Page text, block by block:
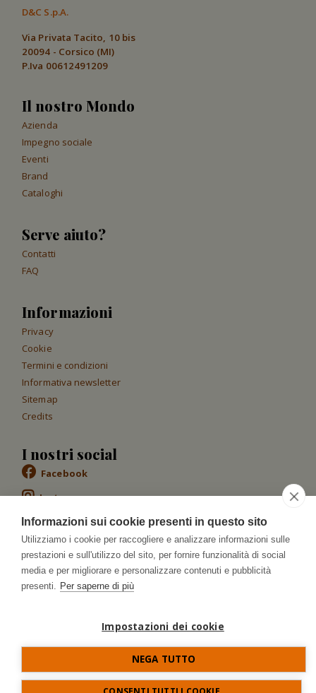
Informazioni sui cookie presenti in questo sito
Utilizziamo i cookie per raccogliere e analizzare informazioni sulle
prestazioni e sull'utilizzo del sito, per fornire funzionalità di social
media e per migliorare e personalizzare contenuti e pubblicità
presenti.
Per saperne di più
Impostazioni dei cookie
NEGA TUTTO
D&C S.p.A.
Via Privata Tacito, 10 bis
20094 - Corsico (MI)
P.Iva 00612491209
Il nostro Mondo
Azienda
Impegno sociale
Eventi
Brand
Cataloghi
Serve aiuto?
Contatti
FAQ
Informazioni
Privacy
Cookie
Termini e condizioni
Informativa newsletter
Sitemap
Credits
I nostri social
Facebook
Instagram
Linkedin
Whatsapp
Area agenti